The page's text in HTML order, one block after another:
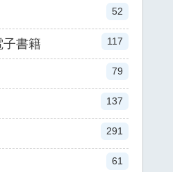
52
子書籍 117
79
137
291
61